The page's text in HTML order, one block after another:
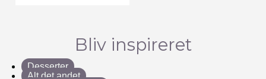
Bliv inspireret
Desserter
Alt det andet